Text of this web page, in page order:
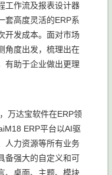
工作流及报表设计器
套高度灵活的ERP系
开发成本。面对市场
角度出发，梳理出在
有助于企业做出更理
万达宝软件在ERP领
ERP平台以AI驱
人力资源等所有业务
备强大的自定义和可
、桌面、主题、模块